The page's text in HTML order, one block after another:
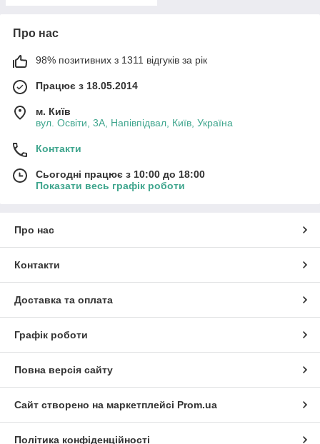
Про нас
98% позитивних з 1311 відгуків за рік
Працює з 18.05.2014
м. Київ
вул. Освіти, 3А, Напівпідвал, Київ, Україна
Контакти
Сьогодні працює з 10:00 до 18:00
Показати весь графік роботи
Про нас
Контакти
Доставка та оплата
Графік роботи
Повна версія сайту
Сайт створено на маркетплейсі Prom.ua
Політика конфіденційності